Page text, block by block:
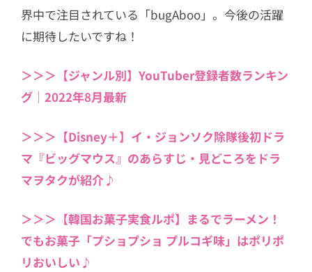
界中で注目されている「bugAboo」。今後の活躍
に期待したいですね！
＞＞＞【ジャンル別】YouTuber登録者数ランキン
グ｜2022年8月最新
＞＞＞【Disney＋】イ・ジョンソク除隊後初ドラ
マ『ビッグマウス』のあらすじ・見どころをドラ
マヲタクが紹介♪
＞＞＞【韓国お菓子実食ルポ】まるでラーメン！
でもお菓子「プショプショ プルコギ味」はポリポ
リおいしい♪